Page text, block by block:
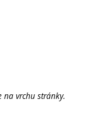
na vrchu stránky.